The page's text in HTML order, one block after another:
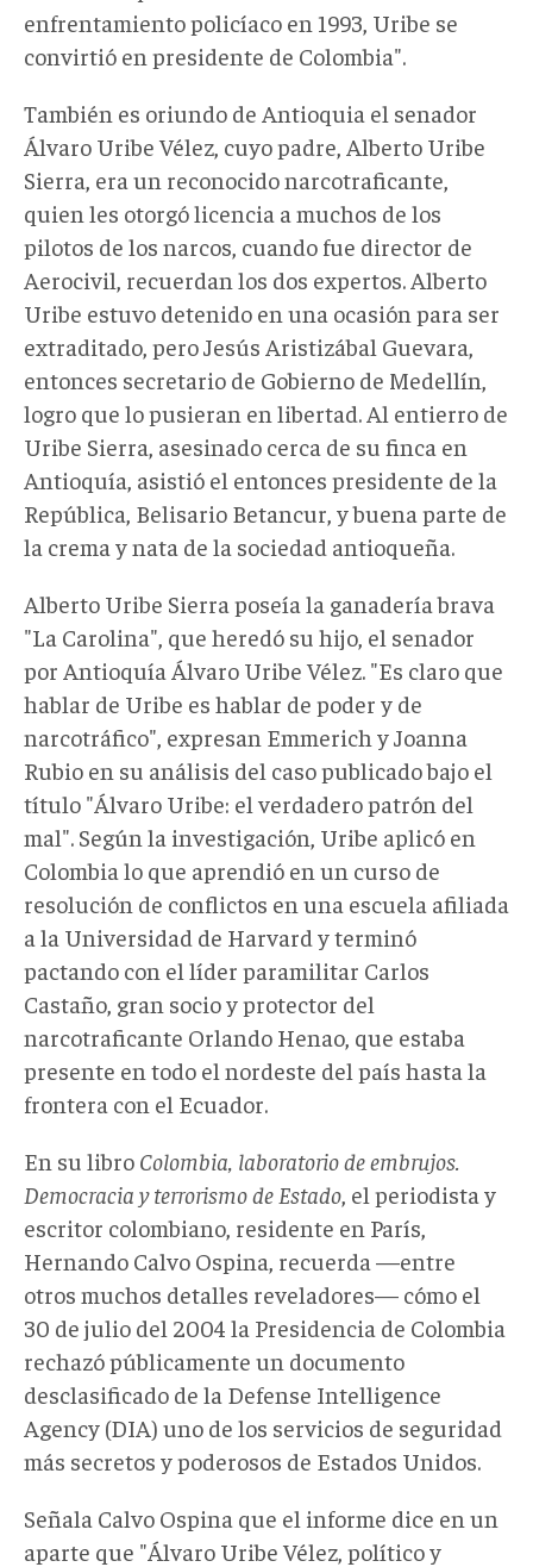
enfrentamiento policíaco en 1993, Uribe se
convirtió en presidente de Colombia".
También es oriundo de Antioquia el senador
Álvaro Uribe Vélez, cuyo padre, Alberto Uribe
Sierra, era un reconocido narcotraficante,
quien les otorgó licencia a muchos de los
pilotos de los narcos, cuando fue director de
Aerocivil, recuerdan los dos expertos. Alberto
Uribe estuvo detenido en una ocasión para ser
extraditado, pero Jesús Aristizábal Guevara,
entonces secretario de Gobierno de Medellín,
logro que lo pusieran en libertad. Al entierro de
Uribe Sierra, asesinado cerca de su finca en
Antioquía, asistió el entonces presidente de la
República, Belisario Betancur, y buena parte de
la crema y nata de la sociedad antioqueña.
Alberto Uribe Sierra poseía la ganadería brava
"La Carolina", que heredó su hijo, el senador
por Antioquía Álvaro Uribe Vélez. "Es claro que
hablar de Uribe es hablar de poder y de
narcotráfico", expresan Emmerich y Joanna
Rubio en su análisis del caso publicado bajo el
título "Álvaro Uribe: el verdadero patrón del
mal". Según la investigación, Uribe aplicó en
Colombia lo que aprendió en un curso de
resolución de conflictos en una escuela afiliada
a la Universidad de Harvard y terminó
pactando con el líder paramilitar Carlos
Castaño, gran socio y protector del
narcotraficante Orlando Henao, que estaba
presente en todo el nordeste del país hasta la
frontera con el Ecuador.
En su libro Colombia, laboratorio de embrujos.
Democracia y terrorismo de Estado , el periodista y
escritor colombiano, residente en París,
Hernando Calvo Ospina, recuerda —entre
otros muchos detalles reveladores— cómo el
30 de julio del 2004 la Presidencia de Colombia
rechazó públicamente un documento
desclasificado de la Defense Intelligence
Agency (DIA) uno de los servicios de seguridad
más secretos y poderosos de Estados Unidos.
Señala Calvo Ospina que el informe dice en un
aparte que "Álvaro Uribe Vélez, político y